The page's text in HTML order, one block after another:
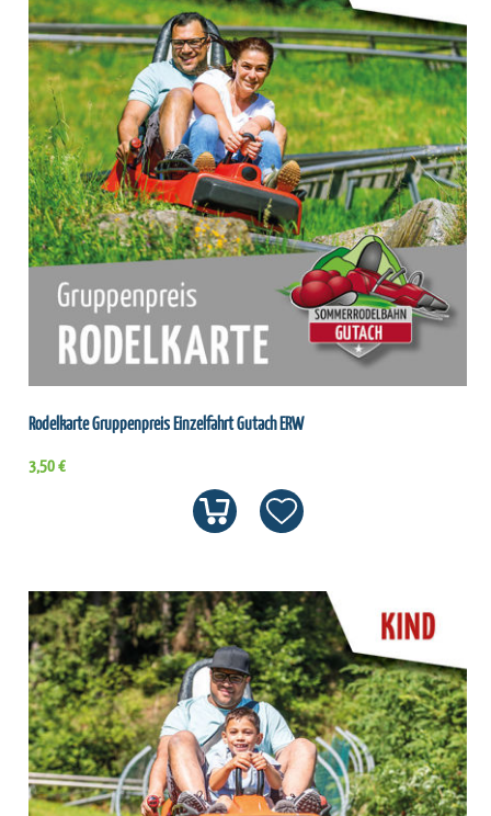
Rodelkarte Gruppenpreis Einzelfahrt Gutach ERW
3,50 €